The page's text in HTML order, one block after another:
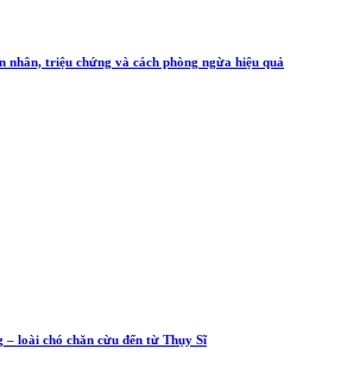
nhân, triệu chứng và cách phòng ngừa hiệu quả
– loài chó chăn cừu đến từ Thụy Sĩ